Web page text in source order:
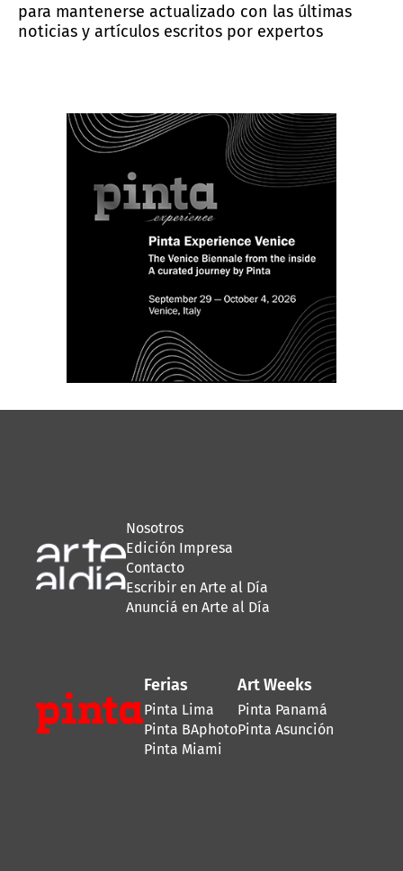
para mantenerse actualizado con las últimas
noticias y artículos escritos por expertos
Nosotros
Edición Impresa
Contacto
Escribir en Arte al Día
Anunciá en Arte al Día
Ferias
Pinta Lima
Pinta BAphoto
Pinta Miami
Art Weeks
Pinta Panamá
Pinta Asunción